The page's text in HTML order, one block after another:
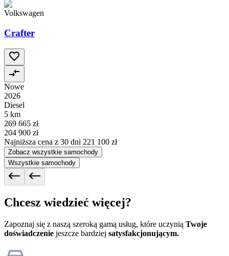
Volkswagen
Crafter
Nowe
2026
Diesel
5 km
269 665 zł
204 900 zł
Najniższa cena z 30 dni 221 100 zł
Zobacz wszystkie samochody
Wszystkie samochody
Chcesz wiedzieć więcej?
Zapoznaj się z naszą szeroką gamą usług, które uczynią Twoje
doświadczenie jeszcze bardziej satysfakcjonującym.